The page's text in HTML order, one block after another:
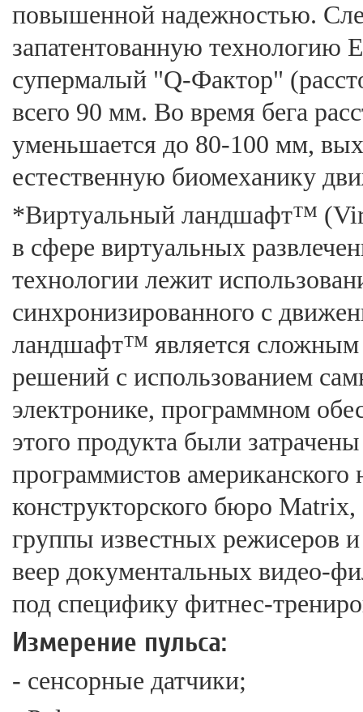
повышенной надежностью.
запатентованную технологию
супермалый "Q-Фактор"
всего 90 мм. Во время бега
уменьшается до 80-100 мм,
естественную биомеханику
*Виртуальный ландшафт™
в сфере виртуальных
технологии лежит
синхронизированного с
ландшафт™ является сложным
решений с использованием
электронике, программном
этого продукта были
программистов американского
конструкторского бюро
группы известных режисеров
веер документальных видео-
под специфику фитнес-
Измерение пульса:
- сенсорные датчики;